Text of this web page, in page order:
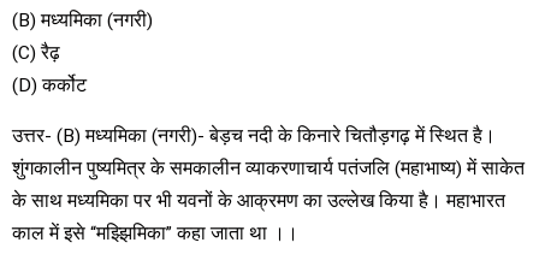
(B) मध्यमिका (नगरी)
(C) रैढ़
(D) कर्कोट
उत्तर- (B) मध्यमिका (नगरी)- बेड़च नदी के किनारे चितौड़गढ़ में स्थित है।
शुंगकालीन पुष्यमित्र के समकालीन व्याकरणाचार्य पतंजलि (महाभाष्य) में साकेत
के साथ मध्यमिका पर भी यवनों के आक्रमण का उल्लेख किया है। महाभारत
काल में इसे “मझ्झिमिका” कहा जाता था ।।